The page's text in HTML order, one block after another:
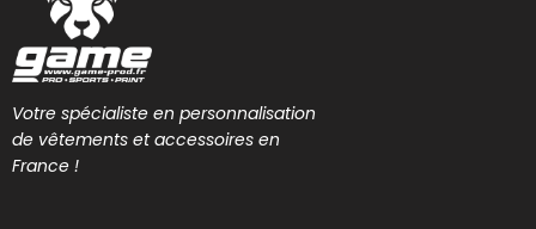
Votre spécialiste en personnalisation
de vêtements et accessoires en
France !